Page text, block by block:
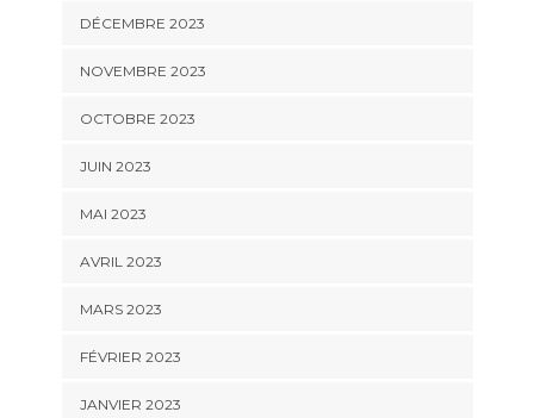
DÉCEMBRE 2023
NOVEMBRE 2023
OCTOBRE 2023
JUIN 2023
MAI 2023
AVRIL 2023
MARS 2023
FÉVRIER 2023
JANVIER 2023